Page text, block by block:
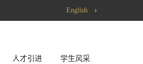
English
人才引进 学生风采